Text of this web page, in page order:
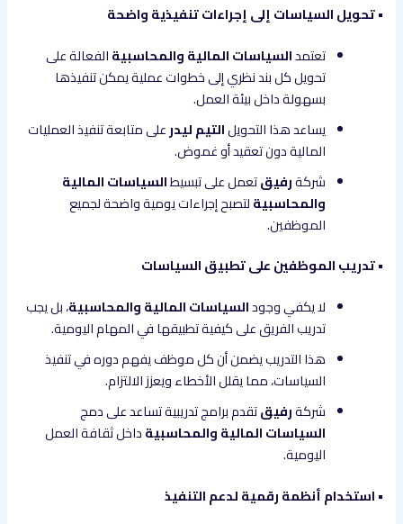
• تحويل السياسات إلى إجراءات تنفيذية واضحة
تعتمدالسياسات المالية والمحاسبيةالفعالة على
تحويل كل بند نظري إلى خطوات عملية يمكن تنفيذها
بسهولة داخل بيئة العمل.
يساعد هذا التحويلالتيم ليدرعلى متابعة تنفيذ العمليات
المالية دون تعقيد أو غموض.
شركةرفيقتعمل على تبسيطالسياسات المالية
والمحاسبيةلتصبح إجراءات يومية واضحة لجميع
الموظفين.
• تدريب الموظفين على تطبيق السياسات
لا يكفي وجودالسياسات المالية والمحاسبية، بل يجب
تدريب الفريق على كيفية تطبيقها في المهام اليومية.
هذا التدريب يضمن أن كل موظف يفهم دوره في تنفيذ
السياسات، مما يقلل الأخطاء ويعزز الالتزام.
شركةرفيقتقدم برامج تدريبية تساعد على دمج
السياسات المالية والمحاسبيةداخل ثقافة العمل
اليومية.
• استخدام أنظمة رقمية لدعم التنفيذ